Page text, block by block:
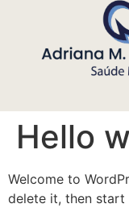
Hello
Welcome to
delete it, then start